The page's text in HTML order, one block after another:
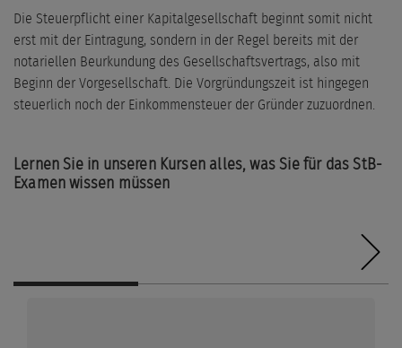
Die Steuerpflicht einer Kapitalgesellschaft beginnt somit nicht
erst mit der Eintragung, sondern in der Regel bereits mit der
notariellen Beurkundung des Gesellschaftsvertrags, also mit
Beginn der Vorgesellschaft. Die Vorgründungszeit ist hingegen
steuerlich noch der Einkommensteuer der Gründer zuzuordnen.
Lernen Sie in unseren Kursen alles, was Sie für das StB-
Examen wissen müssen